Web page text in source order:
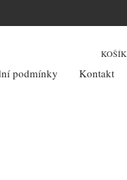
KOŠÍK
podmínky Kontakt